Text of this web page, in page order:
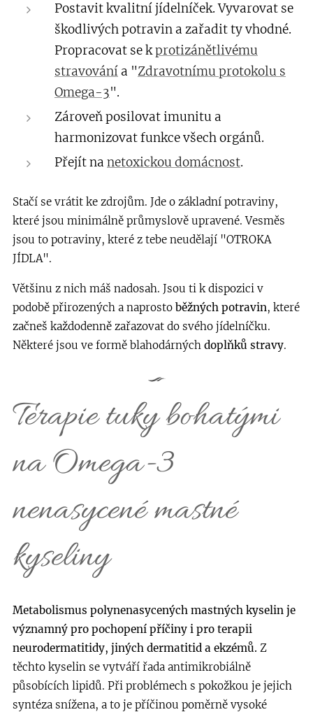
Postavit kvalitní jídelníček. Vyvarovat se
škodlivých potravin a zařadit ty vhodné.
Propracovat se kprotizánětlivému
stravování a "Zdravotnímu protokolu s
Omega-3".
Zároveň posilovat imunitu a
harmonizovat funkce všech orgánů.
Přejít na netoxickou domácnost.
Stačí se vrátit ke zdrojům. Jde o základní potraviny,
které jsou minimálně průmyslově upravené. Vesměs
jsou to potraviny, které z tebe neudělají "OTROKA
JÍDLA".
Většinu z nich máš nadosah. Jsou ti k dispozici v
podobě přirozených a naprosto běžných potravin, které
začneš každodenně zařazovat do svého jídelníčku.
Některé jsou ve formě blahodárných doplňků stravy.
Terapie tuky bohatými
na Omega-3
nenasycené mastné
kyseliny
Metabolismus polynenasycených mastných kyselin je
významný pro pochopení příčiny i pro terapii
neurodermatitidy, jiných dermatitid a ekzémů. Z
těchto kyselin se vytváří řada antimikrobiálně
působících lipidů. Při problémech s pokožkou je jejich
syntéza snížena, a to je příčinou poměrně vysoké